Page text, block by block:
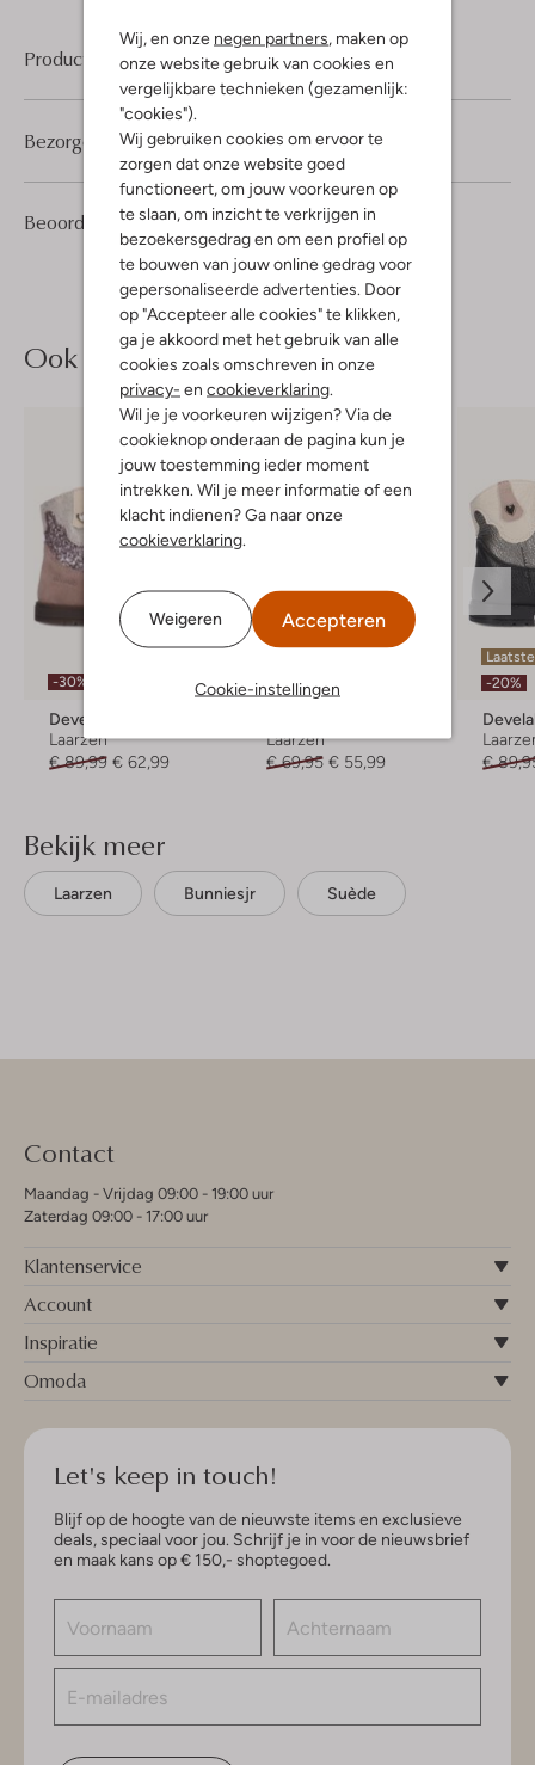
Wij, en onze negen partners , maken op
onze website gebruik van cookies en
vergelijkbare technieken (gezamenlijk:
"cookies").
Wij gebruiken cookies om ervoor te
zorgen dat onze website goed
functioneert, om jouw voorkeuren op
te slaan, om inzicht te verkrijgen in
bezoekersgedrag en om een profiel op
te bouwen van jouw online gedrag voor
gepersonaliseerde advertenties. Door
op "Accepteer alle cookies" te klikken,
ga je akkoord met het gebruik van alle
cookies zoals omschreven in onze
privacy- en cookieverklaring
Wil je je voorkeuren wijzigen? Via de
cookieknop onderaan de pagina kun je
jouw toestemming ieder moment
intrekken. Wil je meer informatie of een
klacht indienen? Ga naar onze
cookieverklaring
Weigeren Accepteren
Cookie-instellingen
Product informatie
Beoordelingen (3) 3
3
3
Sterren
Bezorgen & retourneren
Ook iets voor jou?
-30%
Develab
Laarzen
€ 89,99 € 62,99
-20%
Laarzen
€ 69,95 € 55,99
-20%
€
Bekijk meer
Laarzen Bunniesjr Suède
Contact
Maandag - Vrijdag 09:00 - 19:00 uur
Zaterdag 09:00 - 17:00 uur
Klantenservice
Account
Inspiratie
Omoda
Let's keep in touch!
Blijf op de hoogte van de nieuwste items en exclusieve
deals, speciaal voor jou. Schrijf je in voor de nieuwsbrief
en maak kans op € 150,- shoptegoed.